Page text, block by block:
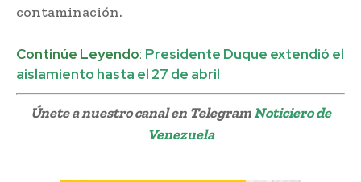
contaminación.
Continúe Leyendo: Presidente Duque extendió el
aislamiento hasta el 27 de abril
Únete a nuestro canal en TelegramNoticiero de
Venezuela